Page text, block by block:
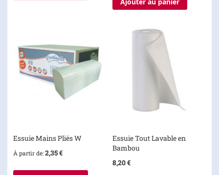
Essuie Mains Pliés W
À partir de 2,35 €
Essuie Tout Lavable en
Bambou
8,20 €